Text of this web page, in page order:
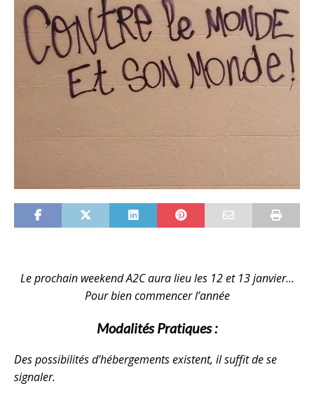
Le prochain weekend A2C aura lieu les 12 et 13 janvier…
Pour bien commencer l’année
Modalités Pratiques:
Des possibilités d’hébergements existent, il suffit de se
signaler.